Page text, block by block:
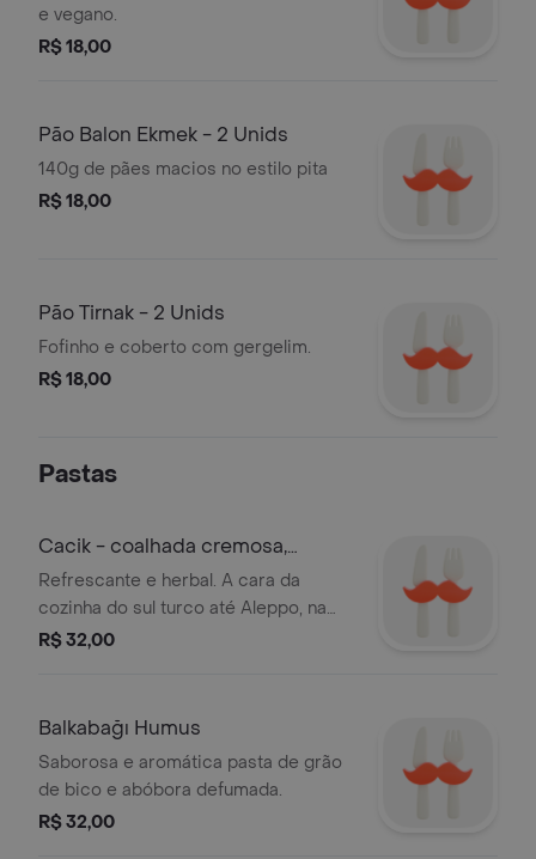
e vegano.
R$ 18,00
Pão Balon Ekmek - 2 Unids
140g de pães macios no estilo pita
R$ 18,00
Pão Tirnak - 2 Unids
Fofinho e coberto com gergelim.
R$ 18,00
Pastas
Cacik - coalhada cremosa,
pepino e ervas
Refrescante e herbal. A cara da
cozinha do sul turco até Aleppo, na
Síria.
R$ 32,00
Balkabağı Humus
Saborosa e aromática pasta de grão
de bico e abóbora defumada.
R$ 32,00